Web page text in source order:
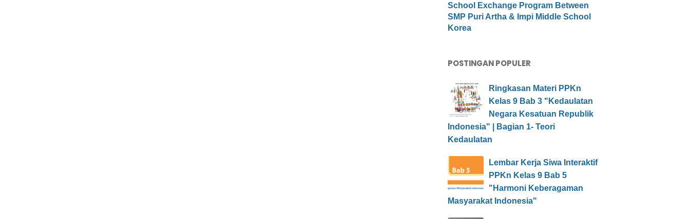
School Exchange Program Between
SMP Puri Artha & Impi Middle School
Korea
POSTINGAN POPULER
Ringkasan Materi PPKn
Kelas 9 Bab 3 "Kedaulatan
Negara Kesatuan Republik
Indonesia" | Bagian 1- Teori
Kedaulatan
Lembar Kerja Siwa Interaktif
PPKn Kelas 9 Bab 5
"Harmoni Keberagaman
Masyarakat Indonesia"